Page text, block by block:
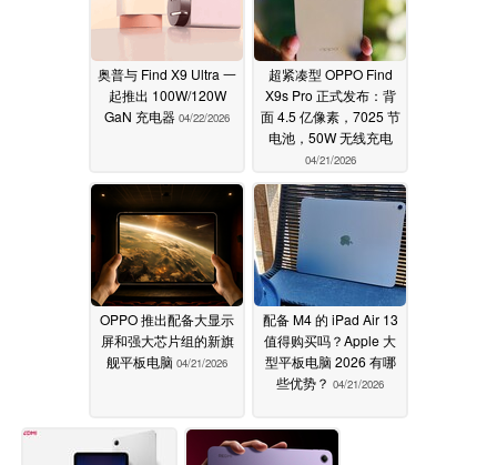
奥普与 Find X9 Ultra 一
起推出 100W/120W
GaN 充电器 04/22/2026
超紧凑型 OPPO Find
X9s Pro 正式发布：背
面 4.5 亿像素，7025 节
电池，50W 无线充电
04/21/2026
OPPO 推出配备大显示
屏和强大芯片组的新旗
舰平板电脑 04/21/2026
配备 M4 的 iPad Air 13
值得购买吗？Apple 大
型平板电脑 2026 有哪
些优势？ 04/21/2026